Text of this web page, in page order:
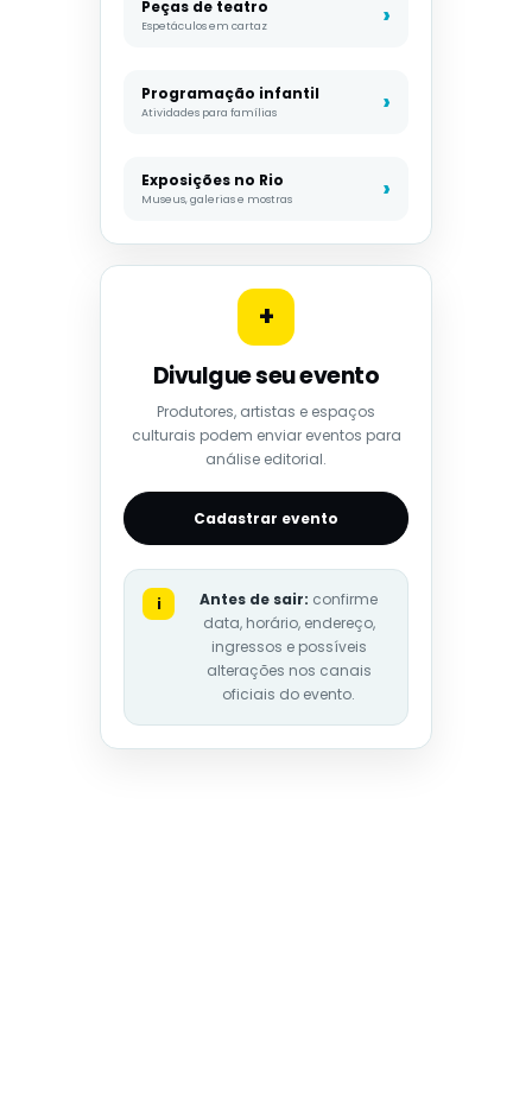
Peças de teatro
Espetáculos em cartaz
Programação infantil
Atividades para famílias
Exposições no Rio
Museus, galerias e mostras
+
Divulgue seu evento
Produtores, artistas e espaços
culturais podem enviar eventos para
análise editorial.
Cadastrar evento
i Antes de sair: confirme
data, horário, endereço,
ingressos e possíveis
alterações nos canais
oficiais do evento.